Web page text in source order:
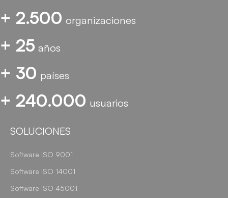
+ 2.500 organizaciones
+ 25 años
+ 30 países
+ 240.000 usuarios
SOLUCIONES
Software ISO 9001
Software ISO 14001
Software ISO 45001